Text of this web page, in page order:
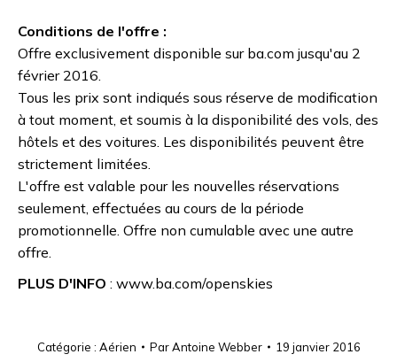
Conditions de l'offre :
Offre exclusivement disponible sur ba.com jusqu'au 2
février 2016.
Tous les prix sont indiqués sous réserve de modification
à tout moment, et soumis à la disponibilité des vols, des
hôtels et des voitures. Les disponibilités peuvent être
strictement limitées.
L'offre est valable pour les nouvelles réservations
seulement, effectuées au cours de la période
promotionnelle. Offre non cumulable avec une autre
offre.
PLUS D'INFO : www.ba.com/openskies
Catégorie : Aérien ParAntoine Webber 19 janvier 2016